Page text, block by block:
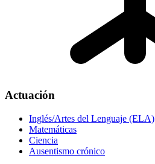
Actuación
Inglés/Artes del Lenguaje (ELA)
Matemáticas
Ciencia
Ausentismo crónico